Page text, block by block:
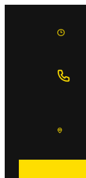
содержимому